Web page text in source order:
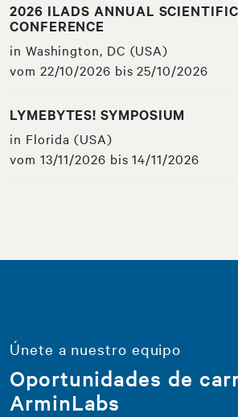
2026 ILADS ANNUAL SCIENTIFIC
CONFERENCE
in Washington, DC (USA)
vom 22/10/2026 bis 25/10/2026
LYMEBYTES! SYMPOSIUM
in Florida (USA)
vom 13/11/2026 bis 14/11/2026
Únete a nuestro equipo
Oportunidades de
ArminLabs